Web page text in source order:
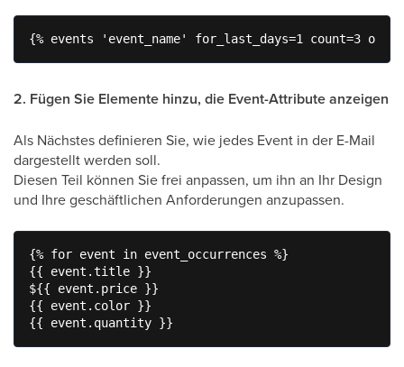
{% events 'event_name' for_last_days=1 count=3
2. Fügen Sie Elemente hinzu, die Event-Attribute anzeigen
Als Nächstes definieren Sie, wie jedes Event in der E-Mail
dargestellt werden soll.
Diesen Teil können Sie frei anpassen, um ihn an Ihr Design
und Ihre geschäftlichen Anforderungen anzupassen.
{% for event in event_occurrences %}
{{ event.title }}
${{ event.price }}
{{ event.color }}
{{ event.quantity }}